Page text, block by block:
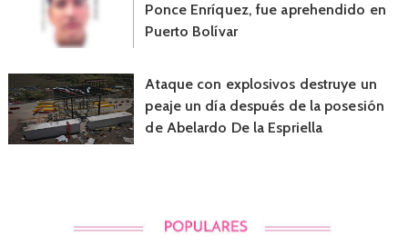
Ponce Enríquez, fue aprehendido en
Puerto Bolívar
Ataque con explosivos destruye un
peaje un día después de la posesión
de Abelardo De la Espriella